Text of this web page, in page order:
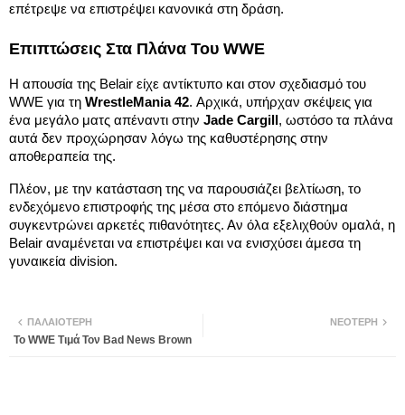
επέτρεψε να επιστρέψει κανονικά στη δράση.
Επιπτώσεις Στα Πλάνα Του WWE
Η απουσία της Belair είχε αντίκτυπο και στον σχεδιασμό του
WWE για τη WrestleMania 42. Αρχικά, υπήρχαν σκέψεις για
ένα μεγάλο ματς απέναντι στην Jade Cargill, ωστόσο τα πλάνα
αυτά δεν προχώρησαν λόγω της καθυστέρησης στην
αποθεραπεία της.
Πλέον, με την κατάσταση της να παρουσιάζει βελτίωση, το
ενδεχόμενο επιστροφής της μέσα στο επόμενο διάστημα
συγκεντρώνει αρκετές πιθανότητες. Αν όλα εξελιχθούν ομαλά, η
Belair αναμένεται να επιστρέψει και να ενισχύσει άμεσα τη
γυναικεία division.
ΝΕΌΤΕΡΗ
ΠΑΛΑΙΌΤΕΡΗ
Το WWE Τιμά Τον Bad News Brown